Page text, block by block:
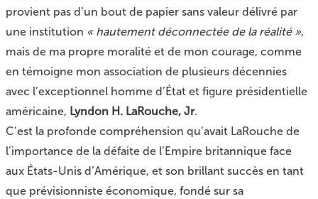
provient pas d’un bout de papier sans valeur délivré par
une institution « hautement déconnectée de la réalité »,
mais de ma propre moralité et de mon courage, comme
en témoigne mon association de plusieurs décennies
avec l’exceptionnel homme d’État et figure présidentielle
américaine, Lyndon H. LaRouche, Jr.
C’est la profonde compréhension qu’avait LaRouche de
l’importance de la défaite de l’Empire britannique face
aux États-Unis d’Amérique, et son brillant succès en tant
que prévisionniste économique, fondé sur sa